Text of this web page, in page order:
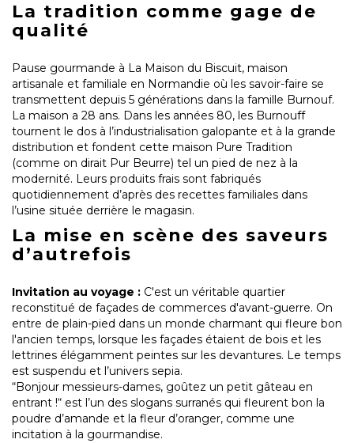
La tradition comme gage de
qualité
Pause gourmande à La Maison du Biscuit, maison
artisanale et familiale en Normandie où les savoir-faire se
transmettent depuis 5 générations dans la famille Burnouf.
La maison a 28 ans. Dans les années 80, les Burnouff
tournent le dos à l’industrialisation galopante et à la grande
distribution et fondent cette maison Pure Tradition
(comme on dirait Pur Beurre) tel un pied de nez à la
modernité. Leurs produits frais sont fabriqués
quotidiennement d’après des recettes familiales dans
l’usine située derrière le magasin.
La mise en scène des saveurs
d’autrefois
Invitation au voyage : C'est un véritable quartier
reconstitué de façades de commerces d'avant-guerre. On
entre de plain-pied dans un monde charmant qui fleure bon
l'ancien temps, lorsque les façades étaient de bois et les
lettrines élégamment peintes sur les devantures. Le temps
est suspendu et l’univers sepia.
“Bonjour messieurs-dames, goûtez un petit gâteau en
entrant !“ est l’un des slogans surranés qui fleurent bon la
poudre d’amande et la fleur d’oranger, comme une
incitation à la gourmandise.